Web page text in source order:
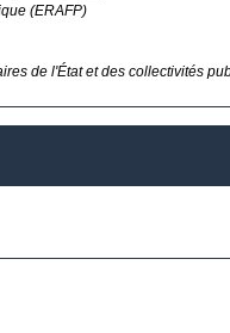
(ERAFP)
de l'État et des collectivités